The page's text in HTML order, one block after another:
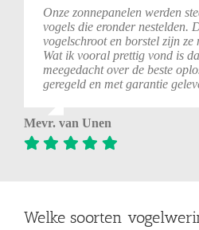
Onze zonnepanelen werden
vogels die eronder nestelden.
vogelschroot en borstel zijn
Wat ik vooral prettig vond is
meegedacht over de beste
geregeld en met garantie
Mevr. van Unen
Welke soorten